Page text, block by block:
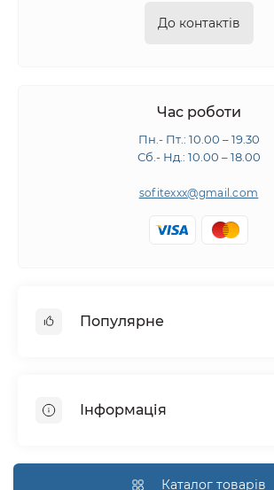
До контактів
Час роботи
Пн.- Пт.: 10.00 – 19.30
Сб.- Нд.: 10.00 – 18.00
sofitexxx@gmail.com
Популярне
Розкрійне обладнання
Виробники
Інформація
Доставка і оплата
Каталог товарів